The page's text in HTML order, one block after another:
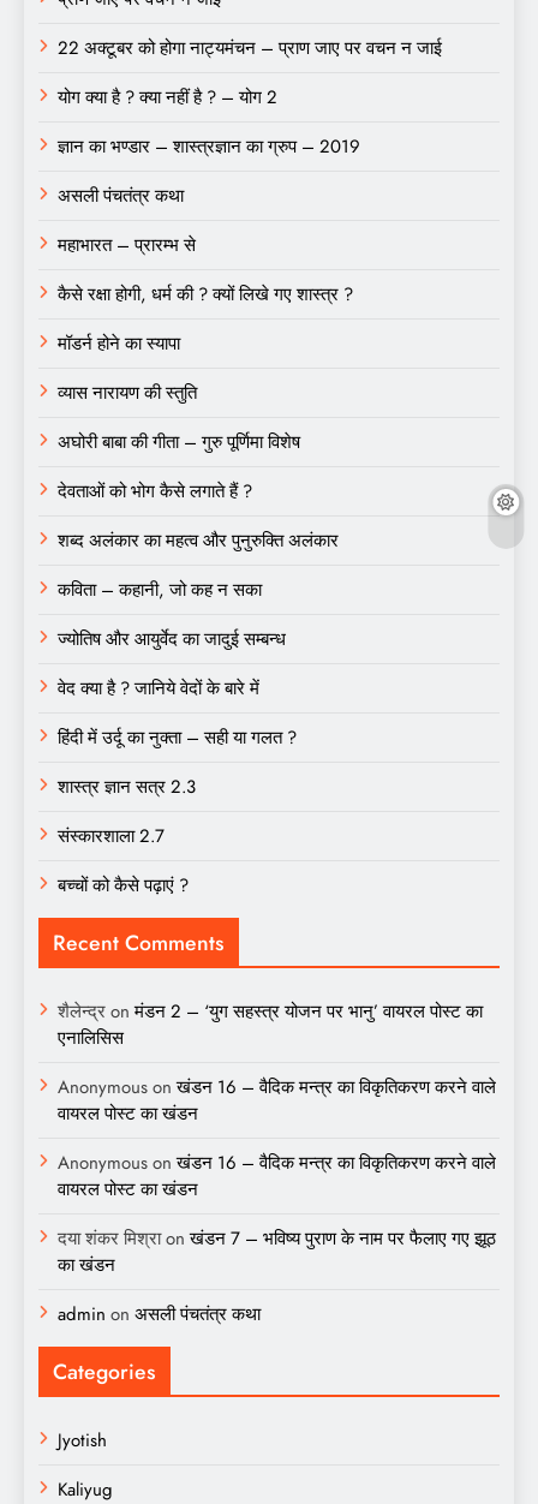
22 अक्टूबर को होगा नाट्यमंचन – प्राण जाए पर वचन न जाई
योग क्या है ? क्या नहीं है ? – योग 2
ज्ञान का भण्डार – शास्त्रज्ञान का ग्रुप – 2019
असली पंचतंत्र कथा
महाभारत – प्रारम्भ से
कैसे रक्षा होगी, धर्म की ? क्यों लिखे गए शास्त्र ?
मॉडर्न होने का स्यापा
व्यास नारायण की स्तुति
अघोरी बाबा की गीता – गुरु पूर्णिमा विशेष
देवताओं को भोग कैसे लगाते हैं ?
शब्द अलंकार का महत्व और पुनुरुक्ति अलंकार
कविता – कहानी, जो कह न सका
ज्योतिष और आयुर्वेद का जादुई सम्बन्ध
वेद क्या है ? जानिये वेदों के बारे में
हिंदी में उर्दू का नुक्ता – सही या गलत ?
शास्त्र ज्ञान सत्र 2.3
संस्कारशाला 2.7
बच्चों को कैसे पढ़ाएं ?
Recent Comments
शैलेन्द्रonमंडन 2 – ‘युग सहस्त्र योजन पर भानु’ वायरल पोस्ट का
एनालिसिस
Anonymousonखंडन 16 – वैदिक मन्त्र का विकृतिकरण करने वाले
वायरल पोस्ट का खंडन
Anonymousonखंडन 16 – वैदिक मन्त्र का विकृतिकरण करने वाले
वायरल पोस्ट का खंडन
दया शंकर मिश्राonखंडन 7 – भविष्य पुराण के नाम पर फैलाए गए झूठ
का खंडन
admin on असली पंचतंत्र कथा
Categories
Jyotish
Kaliyug